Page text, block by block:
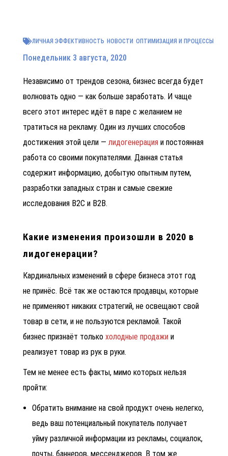
ЛИЧНАЯ ЭФФЕКТИВНОСТЬ НОВОСТИ ОПТИМИЗАЦИЯ И ПРОЦЕССЫ
Понедельник 3 августа, 2020
Независимо от трендов сезона, бизнес всегда будет
волновать одно — как больше заработать. И чаще
всего этот интерес идёт в паре с желанием не
тратиться на рекламу. Один из лучших способов
достижения этой цели — лидогенерация и постоянная
работа со своими покупателями. Данная статья
содержит информацию, добытую опытным путем,
разработки западных стран и самые свежие
исследования B2C и B2B.
Какие изменения произошли в 2020 в
лидогенерации?
Кардинальных изменений в сфере бизнеса этот год
не принёс. Всё так же остаются продавцы, которые
не применяют никаких стратегий, не освещают свой
товар в сети, и не пользуются рекламой. Такой
бизнес признаёт только холодные продажи и
реализует товар из рук в руки.
Тем не менее есть факты, мимо которых нельзя
пройти:
Обратить внимание на свой продукт очень нелегко,
ведь ваш потенциальный покупатель получает
уйму различной информации из рекламы, социалок,
почты, баннеров, мессенджеров. В том же